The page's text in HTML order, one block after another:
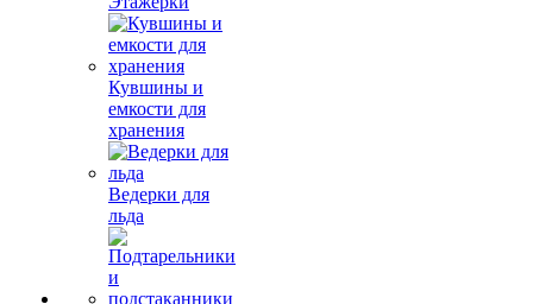
Кувшины и
емкости для
хранения
Ведерки для
льда